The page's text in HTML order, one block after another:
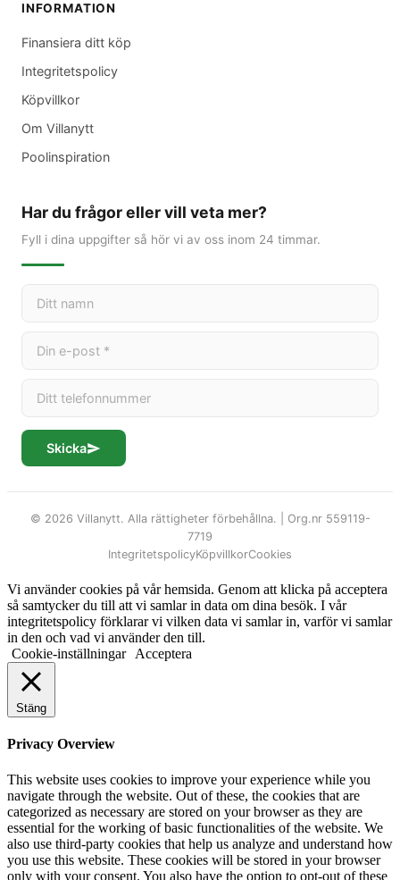
INFORMATION
Finansiera ditt köp
Integritetspolicy
Köpvillkor
Om Villanytt
Poolinspiration
Har du frågor eller vill veta mer?
Fyll i dina uppgifter så hör vi av oss inom 24 timmar.
Skicka
© 2026 Villanytt. Alla rättigheter förbehållna. | Org.nr 559119-
7719
IntegritetspolicyKöpvillkorCookies
Vi använder cookies på vår hemsida. Genom att klicka på acceptera
så samtycker du till att vi samlar in data om dina besök. I vår
integritetspolicy förklarar vi vilken data vi samlar in, varför vi samlar
in den och vad vi använder den till.
Cookie-inställningar
Acceptera
Stäng
Privacy Overview
This website uses cookies to improve your experience while you
navigate through the website. Out of these, the cookies that are
categorized as necessary are stored on your browser as they are
essential for the working of basic functionalities of the website. We
also use third-party cookies that help us analyze and understand how
you use this website. These cookies will be stored in your browser
only with your consent. You also have the option to opt-out of these